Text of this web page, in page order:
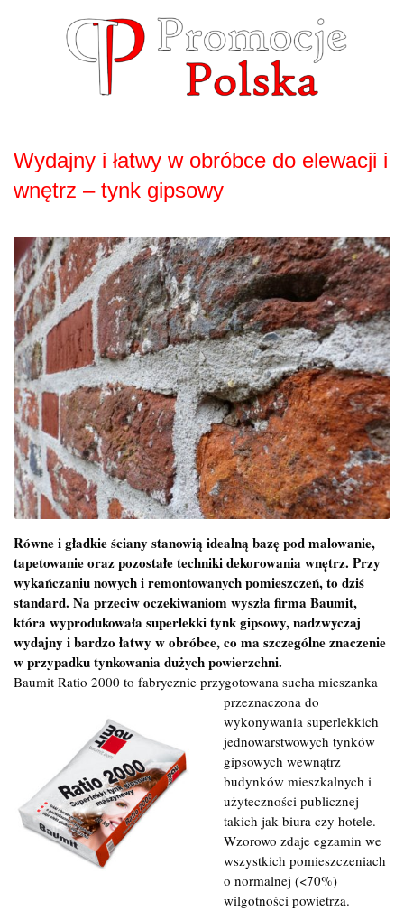
Wydajny i łatwy w obróbce do elewacji i
wnętrz – tynk gipsowy
Równe i gładkie ściany stanowią idealną bazę pod malowanie,
tapetowanie oraz pozostałe techniki dekorowania wnętrz. Przy
wykańczaniu nowych i remontowanych pomieszczeń, to dziś
standard. Na przeciw oczekiwaniom wyszła firma Baumit,
która wyprodukowała superlekki tynk gipsowy, nadzwyczaj
wydajny i bardzo łatwy w obróbce, co ma szczególne znaczenie
w przypadku tynkowania dużych powierzchni.
Baumit Ratio 2000 to fabrycznie przygotowana sucha mieszanka
przeznaczona do
wykonywania superlekkich
jednowarstwowych tynków
gipsowych wewnątrz
budynków mieszkalnych i
użyteczności publicznej
takich jak biura czy hotele.
Wzorowo zdaje egzamin we
wszystkich pomieszczeniach
o normalnej (<70%)
wilgotności powietrza.